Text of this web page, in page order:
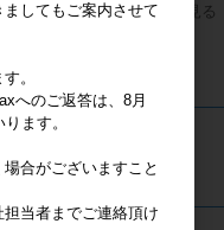
すべてのおすすめ商品を見る
してもご案内させて
。
へのご返答は、8月
ます。
合がございますこと
当者までご連絡頂け